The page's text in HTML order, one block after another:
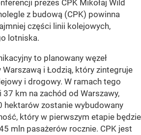
prezes CPK Mikołaj Wild
z budową (CPK) powinna
części linii kolejowych,
lotniska.
to planowany węzeł
i Łodzią, który zintegruje
i drogowy. W ramach tego
km na zachód od Warszawy,
hektarów zostanie wybudowany
który w pierwszym etapie będzie
mln pasażerów rocznie. CPK jest